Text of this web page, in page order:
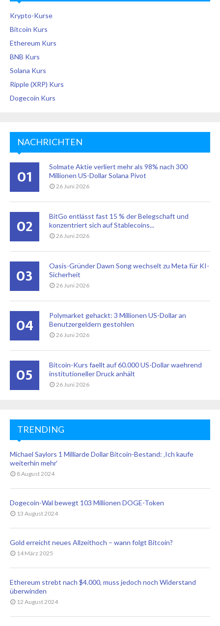
Krypto-Kurse
Bitcoin Kurs
Ethereum Kurs
BNB Kurs
Solana Kurs
Ripple (XRP) Kurs
Dogecoin Kurs
NACHRICHTEN
01
Solmate Aktie verliert mehr als 98% nach 300
Millionen US-Dollar Solana Pivot
26 Juni 2026
02
BitGo entlässt fast 15 % der Belegschaft und
konzentriert sich auf Stablecoins...
26 Juni 2026
03
Oasis-Gründer Dawn Song wechselt zu Meta für KI-
Sicherheit
26 Juni 2026
04
Polymarket gehackt: 3 Millionen US-Dollar an
Benutzergeldern gestohlen
26 Juni 2026
05
Bitcoin-Kurs faellt auf 60.000 US-Dollar waehrend
institutioneller Druck anhält
26 Juni 2026
TRENDING
Michael Saylors 1 Milliarde Dollar Bitcoin-Bestand: ‚Ich kaufe
weiterhin mehr‘
8 August 2024
Dogecoin-Wal bewegt 103 Millionen DOGE-Token
13 August 2024
Gold erreicht neues Allzeithoch – wann folgt Bitcoin?
14 März 2025
Ethereum strebt nach $4.000, muss jedoch noch Widerstand
überwinden
12 August 2024